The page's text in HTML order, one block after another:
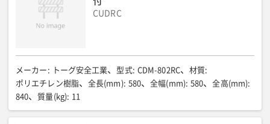
CUDRC
メーカー : トーグ安全工業 型式: CDM-802RC 材質:
ポリエチレン樹脂
全長(mm): 580 全幅(mm): 580 全高(mm):
840
質量(kg): 11